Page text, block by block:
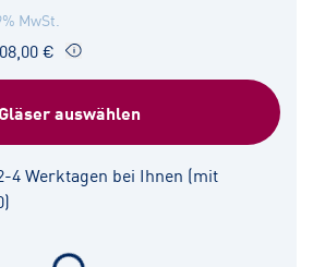
MwSt.
€
Gläser auswählen
4 Werktagen bei Ihnen (mit